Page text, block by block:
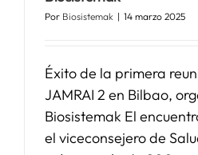
Por Biosistemak | 14 marzo 2025
Éxito de la primera
JAMRAI 2 en Bilbao,
Biosistemak El
el viceconsejero de